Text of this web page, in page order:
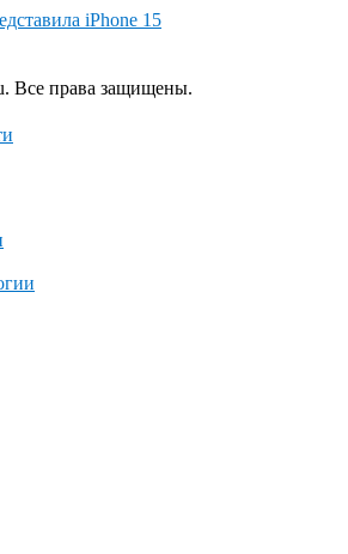
iPhone 15
Все права защищены.